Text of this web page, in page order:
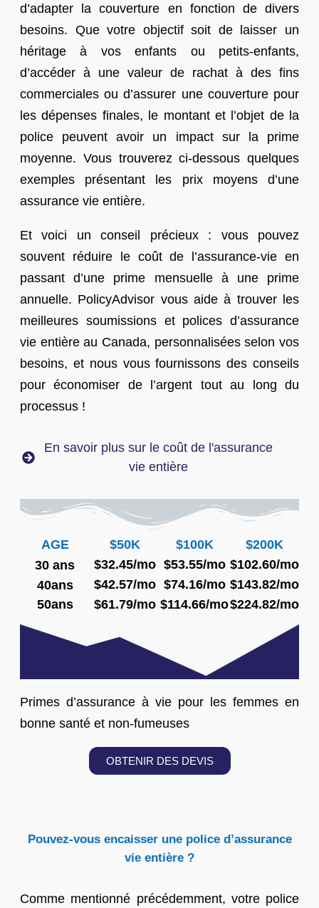
d’adapter la couverture en fonction de divers
besoins. Que votre objectif soit de laisser un
héritage à vos enfants ou petits-enfants,
d’accéder à une valeur de rachat à des fins
commerciales ou d’assurer une couverture pour
les dépenses finales, le montant et l’objet de la
police peuvent avoir un impact sur la prime
moyenne. Vous trouverez ci-dessous quelques
exemples présentant les prix moyens d’une
assurance vie entière.
Et voici un conseil précieux : vous pouvez
souvent réduire le coût de l’assurance-vie en
passant d’une prime mensuelle à une prime
annuelle. PolicyAdvisor vous aide à trouver les
meilleures soumissions et polices d’assurance
vie entière au Canada, personnalisées selon vos
besoins, et nous vous fournissons des conseils
pour économiser de l’argent tout au long du
processus !
En savoir plus sur le coût de l'assurance
vie entière
AGE
30 ans
40ans
50ans
$50K
$32.45/mo
$42.57/mo
$61.79/mo
$100K
$53.55/mo
$74.16/mo
$114.66/mo
$200K
$102.60/mo
$143.82/mo
$224.82/mo
Primes d’assurance à vie pour les femmes en
bonne santé et non-fumeuses
OBTENIR DES DEVIS
Pouvez-vous encaisser une police d’assurance
vie entière ?
Comme mentionné précédemment, votre police